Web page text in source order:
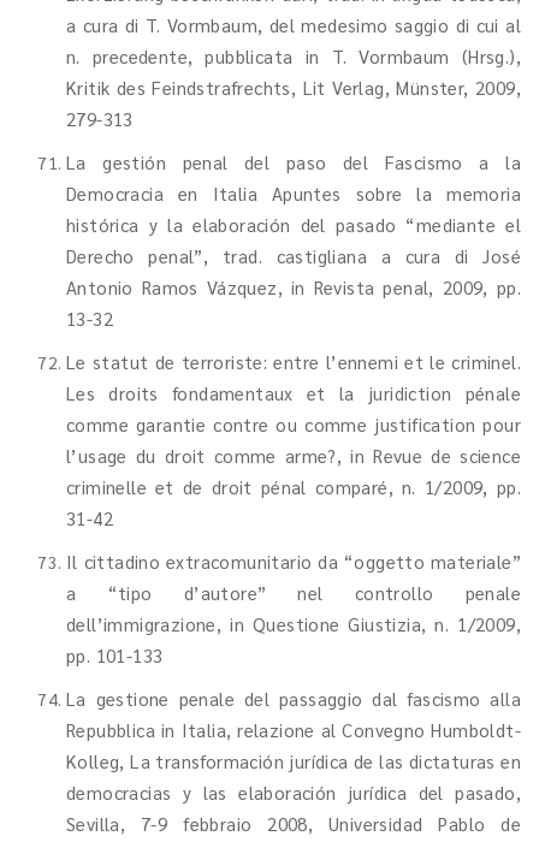
a cura di T. Vormbaum, del medesimo saggio di cui al
n. precedente, pubblicata in T. Vormbaum (Hrsg.),
Kritik des Feindstrafrechts, Lit Verlag, Münster, 2009,
279-313
La gestión penal del paso del Fascismo a la
Democracia en Italia Apuntes sobre la memoria
histórica y la elaboración del pasado “mediante el
Derecho penal”, trad. castigliana a cura di José
Antonio Ramos Vázquez, in Revista penal, 2009, pp.
13-32
Le statut de terroriste: entre l’ennemi et le criminel.
Les droits fondamentaux et la juridiction pénale
comme garantie contre ou comme justification pour
l’usage du droit comme arme?, in Revue de science
criminelle et de droit pénal comparé, n. 1/2009, pp.
31-42
Il cittadino extracomunitario da “oggetto materiale”
a “tipo d’autore” nel controllo penale
dell’immigrazione, in Questione Giustizia, n. 1/2009,
pp. 101-133
La gestione penale del passaggio dal fascismo alla
Repubblica in Italia, relazione al Convegno Humboldt-
Kolleg, La transformación jurídica de las dictaturas en
democracias y las elaboración jurídica del pasado,
Sevilla, 7-9 febbraio 2008, Universidad Pablo de